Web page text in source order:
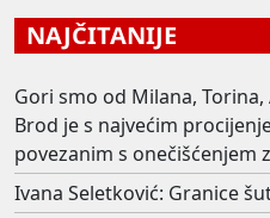
NAJČITANIJE
Gori smo od Milana,
Brod je s najvećim
povezanim s onečišćenjem
Ivana Seletković: Granice